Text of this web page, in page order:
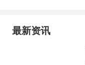
最新资讯